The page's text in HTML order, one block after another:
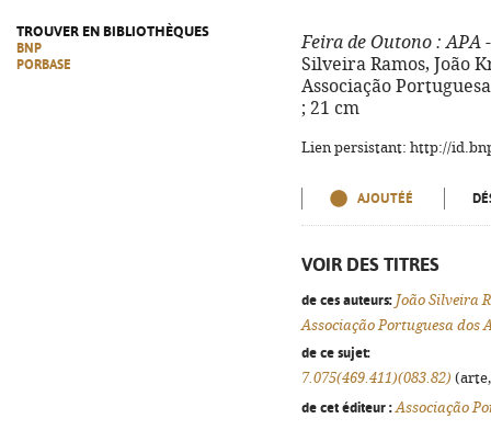
TROUVER EN BIBLIOTHÈQUES
BNP
PORBASE
Feira de Outono : APA
Silveira Ramos, João
Associação
; 21 cm
Lien persistant: http://
AJOUTÉÉ
VOIR DES TITRES
de ces auteurs: João Silveira
Associação Portuguesa dos
de ce sujet:
7.075(469.411)(083.82)
de cet éditeur : Associação